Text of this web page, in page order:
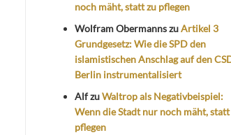
noch mäht, statt zu pflegen
Wolfram ObermannszuArtikel 3
Grundgesetz: Wie die SPD den
islamistischen Anschlag auf den
Berlin instrumentalisiert
AlfzuWaltrop als Negativbeispiel:
Wenn die Stadt nur noch mäht, statt
pflegen